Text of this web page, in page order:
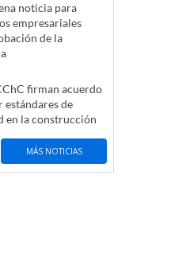
noticia para
empresariales
de la
firman acuerdo
estándares de
en la construcción
MÁS NOTICIAS